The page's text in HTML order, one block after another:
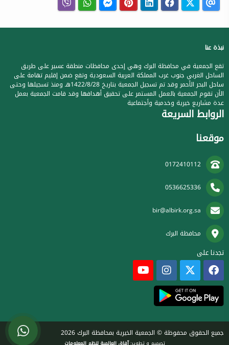
نبذة عنا
تقع الجمعية في محافظة البرك وهي إحدى محافظات منطقة عسير على طريق
الساحل الغربي جنوب غرب المملكة العربية السعودية وتقع ضمن إقليم تهامة على
ساحل البحر الأحمر وقد تم تسجيل الجمعية بتاريخ 1422/8/28هـ ومنذ تسجيلها وحتى
الأن تقوم الجمعية بالعمل المستمر على تحقيق أهدافها وقد قامت الجمعية بعمل
عدة مشاريع خيرية وخدمية وأجتماعية
الروابط السريعة
موقعنا
0172410112
0536625336
bir@albirk.org.sa
محافظة البرك
تجدنا على
جميع الحقوق محفوظة © الجمعية الخيرية بمحافظة البرك 2026